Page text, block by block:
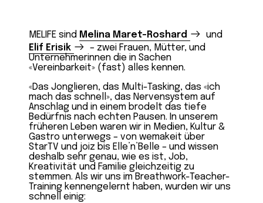
MELIFE sind Melina Maret-Roshard
und
Elif Erisik
– zwei Frauen, Mütter, und
Unternehmerinnen die in Sachen
«Vereinbarkeit» (fast) alles kennen.
«Das Jonglieren, das Multi-Tasking, das «ich
mach das schnell», das Nervensystem auf
Anschlag und in einem brodelt das tiefe
Bedürfnis nach echten Pausen. In unserem
früheren Leben waren wir in Medien, Kultur &
Gastro unterwegs – von wemakeit über
StarTV und joiz bis Elle’n’Belle – und wissen
deshalb sehr genau, wie es ist, Job,
Kreativität und Familie gleichzeitig zu
stemmen. Als wir uns im Breathwork-Teacher-
Training kennengelernt haben, wurden wir uns
schnell einig: